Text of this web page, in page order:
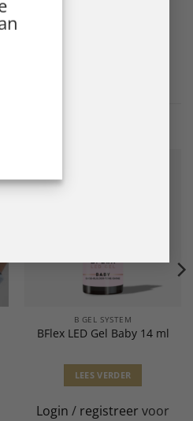
producten
B GEL SYSTEM
BFlex LED Gel Baby 14 ml
LEES VERDER
Login / registreer voor